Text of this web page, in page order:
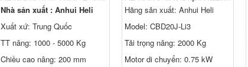
Nhà sản xuất : Anhui Heli
Xuất xứ: Trung Quốc
TT nâng: 1000 - 5000 Kg
Chiều cao nâng: 200 mm
Hãng sản xuất: Anhui Heli
Model: CBD20J-Li3
Tải trọng nâng: 2000 Kg
Motor di chuyển: 0.75 kW